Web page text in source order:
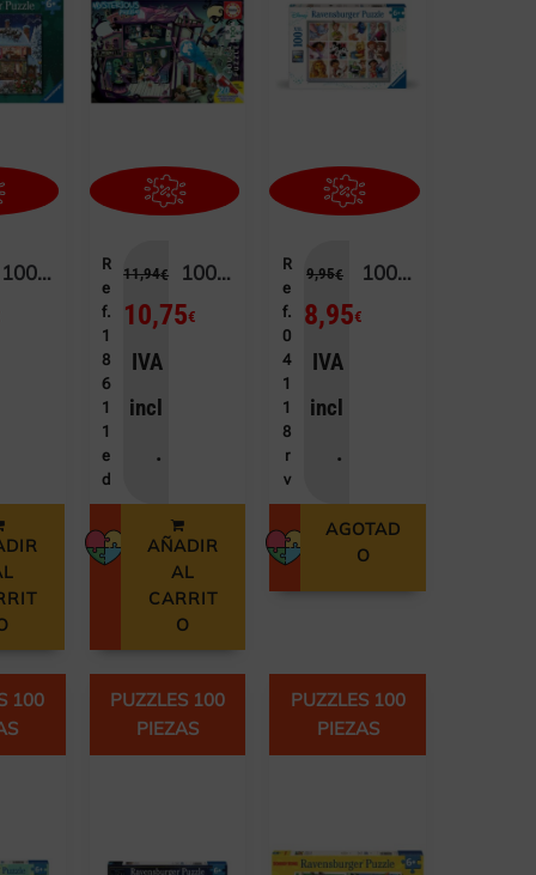
100 CASA DE NAVIDAD
R
e
f.
1
8
6
1
1
e
d
11,94€
10,75€
IVA
incl
.
100 CASA ENCANTADA, MISTERIOSO PUZZLE JUNIOR
AÑADIR
AL
CARRIT
O
R
e
f.
0
4
1
1
8
r
v
9,95€
8,95€
IVA
incl
.
100 DISNEY
AGOTAD
O
100
PUZZLES 100
PIEZAS
PUZZLES 100
PIEZAS